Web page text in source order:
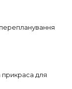
прикраса для